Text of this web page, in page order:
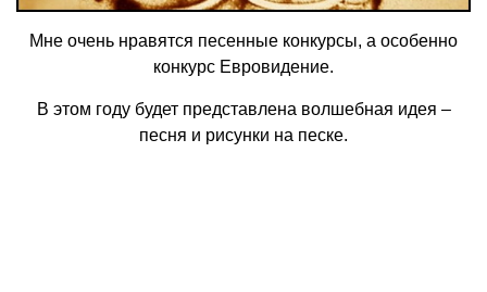
Мне очень нравятся песенные конкурсы, а особенно
конкурс Евровидение.
В этом году будет представлена волшебная идея –
песня и рисунки на песке.